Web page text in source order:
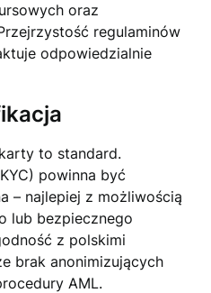
oraz
regulaminów
odpowiedzialnie
to standard.
powinna być
– najlepiej z możliwością
lub bezpiecznego
z polskimi
brak anonimizujących
AML.